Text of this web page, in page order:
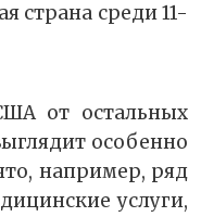
страна среди 11-
от остальных
особенно
например, ряд
услуги,